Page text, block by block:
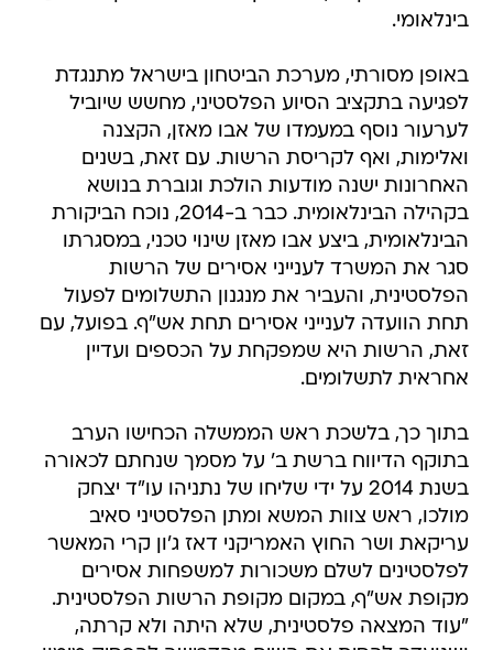
בינלאומי.
באופן מסורתי, מערכת הביטחון בישראל מתנגדת
לפגיעה בתקציב הסיוע הפלסטיני, מחשש שיוביל
לערעור נוסף במעמדו של אבו מאזן, הקצנה
ואלימות, ואף לקריסת הרשות. עם זאת, בשנים
האחרונות ישנה מודעות הולכת וגוברת בנושא
בקהילה הבינלאומית. כבר ב-2014, נוכח הביקורת
הבינלאומית, ביצע אבו מאזן שינוי טכני, במסגרתו
סגר את המשרד לענייני אסירים של הרשות
הפלסטינית, והעביר את מנגנון התשלומים לפעול
תחת הוועדה לענייני אסירים תחת אש"ף. בפועל, עם
זאת, הרשות היא שמפקחת על הכספים ועדיין
אחראית לתשלומים.
בתוך כך, בלשכת ראש הממשלה הכחישו הערב
בתוקף הדיווח ברשת ב' על מסמך שנחתם לכאורה
בשנת 2014 על ידי שליחו של נתניהו עו"ד יצחק
מולכו, ראש צוות המשא ומתן הפלסטיני סאיב
עריקאת ושר החוץ האמריקני דאז ג'ון קרי המאשר
לפלסטינים לשלם משכורות למשפחות אסירים
מקופת אש"ף, במקום מקופת הרשות הפלסטינית.
"עוד המצאה פלסטינית, שלא היתה ולא קרתה,